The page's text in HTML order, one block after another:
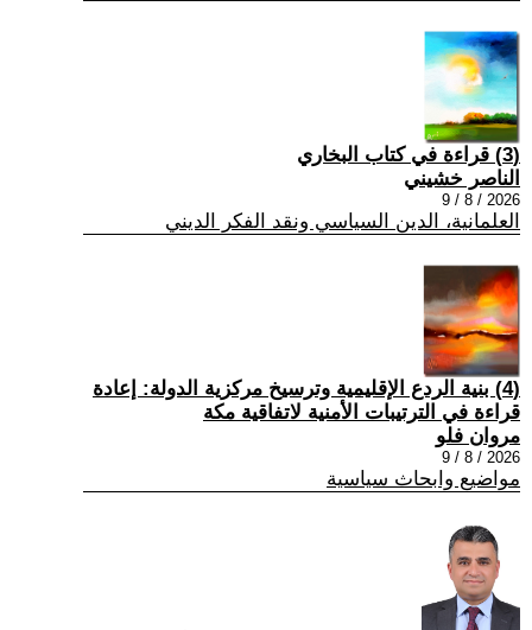
(3) قراءة في كتاب البخاري
الناصر خشيني
2026 / 8 / 9
العلمانية، الدين السياسي ونقد الفكر الديني
(4) بنية الردع الإقليمية وترسيخ مركزية الدولة: إعادة
قراءة في الترتيبات الأمنية لاتفاقية مكة
مروان فلو
2026 / 8 / 9
مواضيع وابحاث سياسية